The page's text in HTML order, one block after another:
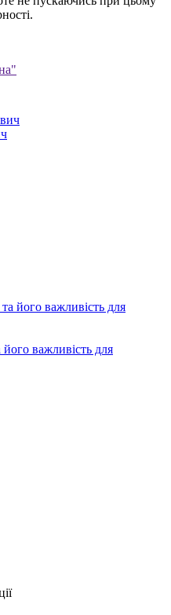
його важливість для